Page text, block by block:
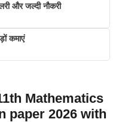
और जल्दी नौकरी
कमाएं
Mathematics
paper 2026 with